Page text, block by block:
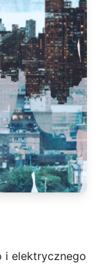
i elektrycznego